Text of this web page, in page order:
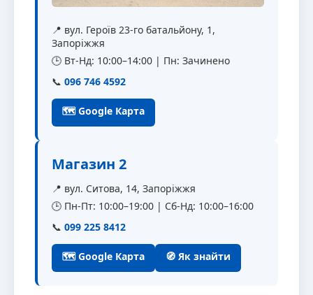
📍 вул. Героїв 23-го батальйону, 1,
Запоріжжя
🕒 Вт-Нд: 10:00–14:00 | Пн: Зачинено
📞 096 746 4592
🗺 Google Карта
Магазин 2
📍 вул. Ситова, 14, Запоріжжя
🕒 Пн-Пт: 10:00–19:00 | Сб-Нд: 10:00–16:00
📞 099 225 8412
🗺 Google Карта 🧭 Як знайти